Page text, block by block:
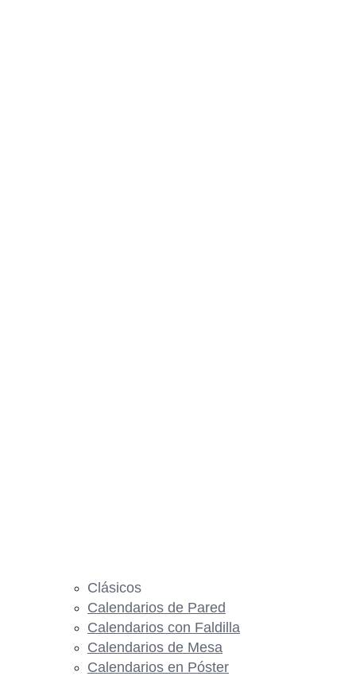
Clásicos
Calendarios de Pared
Calendarios con Faldilla
Calendarios de Mesa
Calendarios en Póster